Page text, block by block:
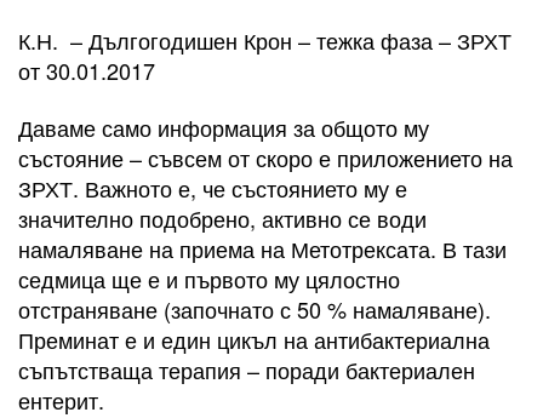
К.Н. – Дългогодишен Крон – тежка фаза – ЗРХТ
от 30.01.2017
Даваме само информация за общото му
състояние – съвсем от скоро е приложението на
ЗРХТ. Важното е, че състоянието му е
значително подобрено, активно се води
намаляване на приема на Метотрексата. В тази
седмица ще е и първото му цялостно
отстраняване (започнато с 50 % намаляване).
Преминат е и един цикъл на антибактериална
съпътстваща терапия – поради бактериален
ентерит.